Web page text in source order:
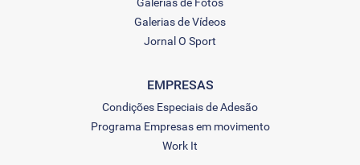
Galerias de Vídeos
Jornal O Sport
EMPRESAS
Condições Especiais de Adesão
Programa Empresas em movimento
Work It